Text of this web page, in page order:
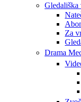
Gledališka
Za
Drama